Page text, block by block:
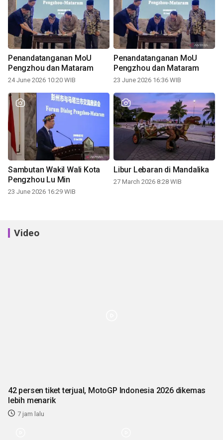
Penandatanganan MoU
Pengzhou dan Mataram
24 June 2026 10:20 WIB
Penandatanganan MoU
Pengzhou dan Mataram
23 June 2026 16:36 WIB
Sambutan Wakil Wali Kota
Pengzhou Lu Min
23 June 2026 16:29 WIB
Libur Lebaran di Mandalika
27 March 2026 8:28 WIB
Video
42 persen tiket terjual, MotoGP Indonesia 2026 dikemas
lebih menarik
7 jam lalu